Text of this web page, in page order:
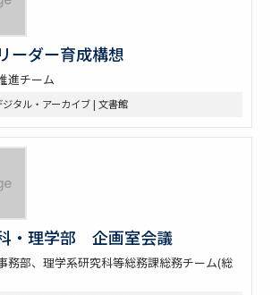
ーダー育成構想
進チーム
タル・アーカイブ | 文書館
・理学部 企画室会議
務部、理学系研究科等総務課総務チーム(総